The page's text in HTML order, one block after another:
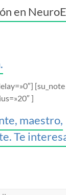
en
[su_note
]
maestro,
Te